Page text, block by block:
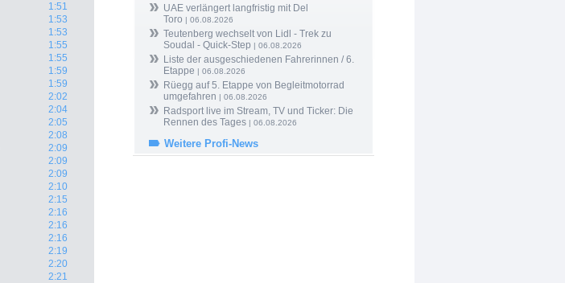
1:51
1:53
1:53
1:55
1:55
1:59
1:59
2:02
2:04
2:05
2:08
2:09
2:09
2:09
2:10
2:15
2:16
2:16
2:16
2:19
2:20
2:21
UAE verlängert langfristig mit Del
Toro | 06.08.2026
Teutenberg wechselt von Lidl - Trek zu
Soudal - Quick-Step | 06.08.2026
Liste der ausgeschiedenen Fahrerinnen / 6.
Etappe | 06.08.2026
Rüegg auf 5. Etappe von Begleitmotorrad
umgefahren | 06.08.2026
Radsport live im Stream, TV und Ticker: Die
Rennen des Tages | 06.08.2026
Weitere Profi-News